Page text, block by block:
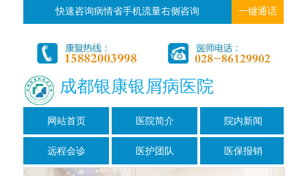
快速咨询病情省手机流量右侧咨询 一键通话
成都银康银屑病医院
网站首页 医院简介 院内新闻
远程会诊 医护团队 医保报销